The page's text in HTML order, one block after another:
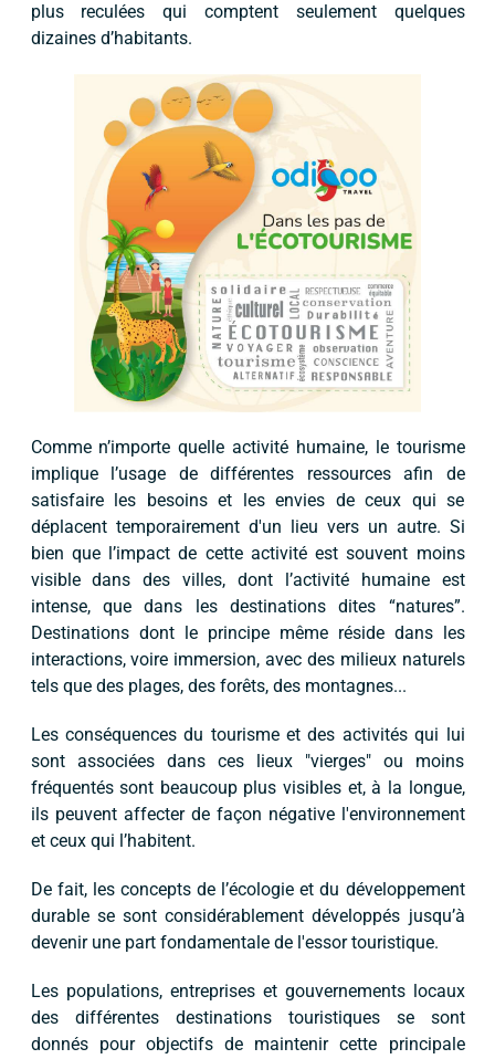
plus reculées qui comptent seulement quelques
dizaines d’habitants.
Comme n’importe quelle activité humaine, le tourisme
implique l’usage de différentes ressources afin de
satisfaire les besoins et les envies de ceux qui se
déplacent temporairement d'un lieu vers un autre. Si
bien que l’impact de cette activité est souvent moins
visible dans des villes, dont l’activité humaine est
intense, que dans les destinations dites “natures”.
Destinations dont le principe même réside dans les
interactions, voire immersion, avec des milieux naturels
tels que des plages, des forêts, des montagnes...
Les conséquences du tourisme et des activités qui lui
sont associées dans ces lieux "vierges" ou moins
fréquentés sont beaucoup plus visibles et, à la longue,
ils peuvent affecter de façon négative l'environnement
et ceux qui l’habitent.
De fait, les concepts de l’écologie et du développement
durable se sont considérablement développés jusqu’à
devenir une part fondamentale de l'essor touristique.
Les populations, entreprises et gouvernements locaux
des différentes destinations touristiques se sont
donnés pour objectifs de maintenir cette principale